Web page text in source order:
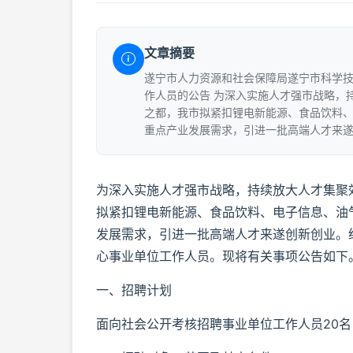
文章摘要
遂宁市人力资源和社会保障局遂宁市科学
作人员的公告 为深入实施人才强市战略，
之都，我市拟紧扣锂电新能源、食品饮料
重点产业发展需求，引进一批高端人才来
为深入实施人才强市战略，持续放大人才集
拟紧扣锂电新能源、食品饮料、电子信息、
发展需求，引进一批高端人才来遂创新创业
心事业单位工作人员。现将有关事项公告如下
一、招聘计划
面向社会公开考核招聘事业单位工作人员20